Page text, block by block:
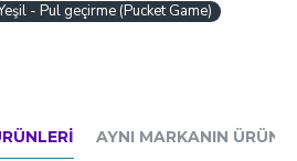
- Pul geçirme (Pucket Game)
AYNI MARKANIN